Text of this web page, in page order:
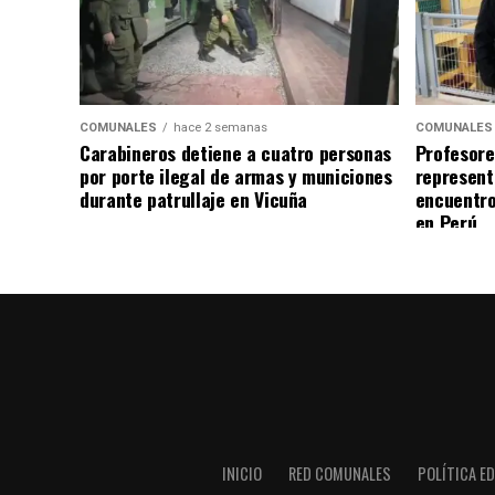
COMUNALES hace 2 semanas
Carabineros detiene a cuatro personas
por porte ilegal de armas y municiones
durante patrullaje en Vicuña
COMUNALES
en Perú
INICIO RED COMUNALES POLÍTICA